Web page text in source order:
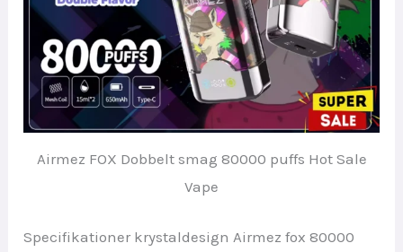
Airmez FOX Dobbelt smag 80000 puffs Hot Sale
Vape
Specifikationer krystaldesign Airmez fox 80000